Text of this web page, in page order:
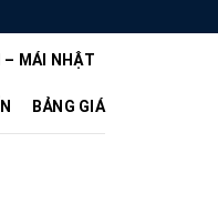
– MÁI NHẬT
BẢNG GIÁ